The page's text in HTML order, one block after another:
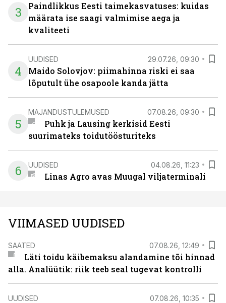
3
Paindlikkus Eesti taimekasvatuses: kuidas
määrata ise saagi valmimise aega ja
kvaliteeti
4
UUDISED 29.07.26, 09:30
Maido Solovjov: piimahinna riski ei saa
lõputult ühe osapoole kanda jätta
5
MAJANDUSTULEMUSED 07.08.26, 09:30
Puhk ja Lausing kerkisid Eesti
suurimateks toidutöösturiteks
6 UUDISED 04.08.26, 11:23
Linas Agro avas Muugal viljaterminali
VIIMASED UUDISED
SAATED 07.08.26, 12:49
Läti toidu käibemaksu alandamine tõi hinnad
alla. Analüütik: riik teeb seal tugevat kontrolli
UUDISED 07.08.26, 10:35